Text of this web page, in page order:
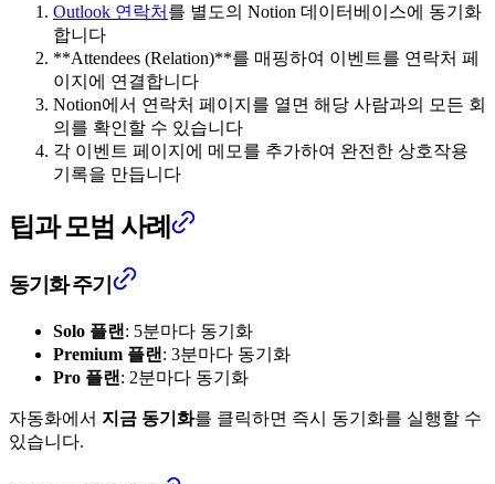
Outlook 연락처 를 별도의 Notion 데이터베이스에 동기화
합니다
**Attendees (Relation)**를 매핑하여 이벤트를 연락처 페
이지에 연결합니다
Notion에서 연락처 페이지를 열면 해당 사람과의 모든 회
의를 확인할 수 있습니다
각 이벤트 페이지에 메모를 추가하여 완전한 상호작용
기록을 만듭니다
팁과 모범 사례
동기화 주기
Solo 플랜 : 5분마다 동기화
Premium 플랜 : 3분마다 동기화
Pro 플랜 : 2분마다 동기화
자동화에서 지금 동기화를 클릭하면 즉시 동기화를 실행할 수
있습니다.